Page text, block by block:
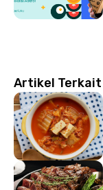
Artikel Terkait